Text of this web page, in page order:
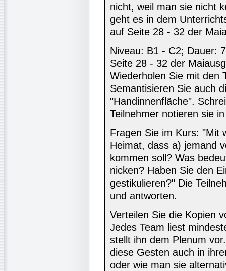
nicht, weil man sie nicht
geht es in dem
auf Seite 28 - 32 der
Niveau: B1 - C2; Dauer:
Seite 28 - 32 der
Wiederholen Sie mit den
Semantisieren Sie auch
"Handinnenfläche".
Teilnehmer notieren sie
Fragen Sie im Kurs: "Mit
Heimat, dass a) jemand
kommen soll? Was
nicken? Haben Sie den
gestikulieren?" Die
und antworten.
Verteilen Sie die Kopien
Jedes Team liest
stellt ihn dem Plenum
diese Gesten auch in
oder wie man sie